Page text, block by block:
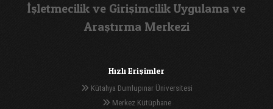
İşletmecilik ve Girişimcilik Uygulama ve
Araştırma Merkezi
Hızlı Erişimler
Kütahya Dumlupınar Üniversitesi
Merkez Kütüphane